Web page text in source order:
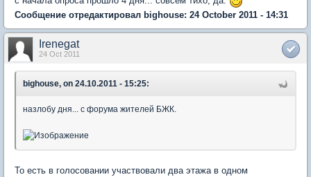
Сообщение отредактировал bighouse: 24 October 2011 - 14:31
Irenegat
24 Oct 2011
bighouse, on 24.10.2011 - 15:25:
назлобу дня... с форума жителей БЖК.
То есть в голосовании участвовали два этажа в одном